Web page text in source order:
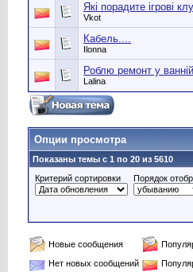
Які порадите ігрові
Vkot
Кабель....
Ilonna
Роблю ремонт у ванній
Lalina
Опции просмотра
Показаны темы с 1 по 20 из 5610
Критерий сортировки
Порядок
Новые сообщения
Нет новых сообщений